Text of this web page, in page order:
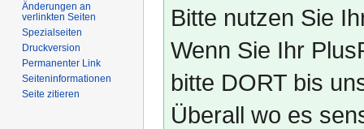
Bitte nutzen Sie
Wenn Sie Ihr
bitte DORT bis
Überall wo es
Änderungen an
verlinkten Seiten
Spezialseiten
Druckversion
Permanenter Link
Seiten­­informationen
Seite zitieren